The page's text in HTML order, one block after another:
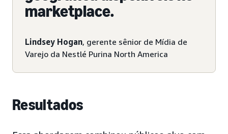
marketplace.
Lindsey Hogan, gerente sênior de Mídia de
Varejo da Nestlé Purina North America
Resultados